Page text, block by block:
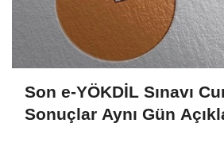
Son e-YÖKDİL Sınavı
Sonuçlar Aynı Gün